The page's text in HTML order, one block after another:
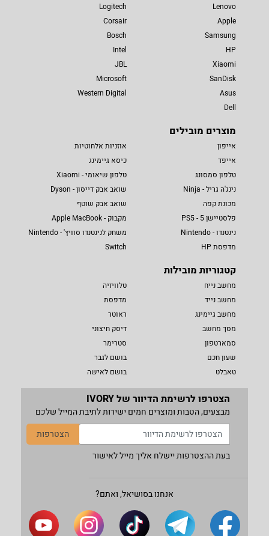
Lenovo
Apple
Samsung
HP
Xiaomi
SanDisk
Asus
Dell
Logitech
Corsair
Bosch
Intel
JBL
Microsoft
Western Digital
מוצרים מובילים
אייפון
אייפד
טלפון סמסונג
נינג'ה גריל - Ninja
מכונת קפה
פלסטיישן 5 - PS5
נינטנדו - Nintendo
מדפסת HP
אוזניות אלחוטיות
כיסא גיימינג
טלפון שיאומי - Xiaomi
שואב אבק דייסון - Dyson
שואב אבק שוטף
מקבוק - Apple MacBook
משחק לנינטנדו סוויץ' - Nintendo
Switch
קטגוריות מובילות
מחשב נייח
מחשב נייד
מחשב גיימינג
מסך מחשב
סמארטפון
שעון חכם
טאבלט
טלוויזיה
מדפסת
ראוטר
דיסק חיצוני
סטרימר
בושם לגבר
בושם לאישה
הצטרפו לרשימת הדיוור של IVORY
מבצעים, הטבות ומוצרים חמים ישירות לתיבת המייל שלכם
הצטרפות
בעת ההצטרפות יישלח אליך מייל לאישור
אנחנו בסושיאל, ואתם?